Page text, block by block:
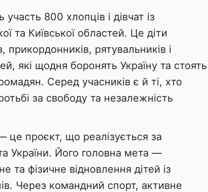
800 хлопців і дівчат із
та Київської областей. Це діти
прикордонників, рятувальників і
які щодня боронять Україну та стоять
Серед учасників є й ті, хто
за свободу та незалежність
це проєкт, що реалізується за
України. Його головна мета —
та фізичне відновлення дітей із
Через командний спорт, активне